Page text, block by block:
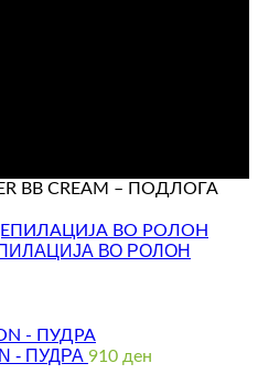
BB CREAM – ПОДЛОГА
ВО РОЛОН
- ПУДРА 910 ден